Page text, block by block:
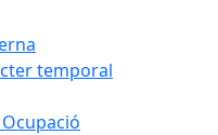
temporal